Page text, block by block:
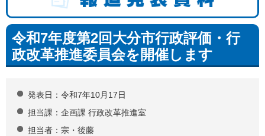
令和7年度第2回大分市行政評価・行
政改革推進委員会を開催します
発表日：令和7年10月17日
担当課：企画課 行政改革推進室
担当者：宗・後藤